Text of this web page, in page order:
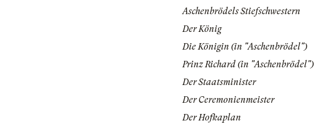
Aschenbrödels Stiefschwestern
Der König
Die Königin (in "Aschenbrödel")
Prinz Richard (in "Aschenbrödel")
Der Staatsminister
Der Ceremonienmeister
Der Hofkaplan